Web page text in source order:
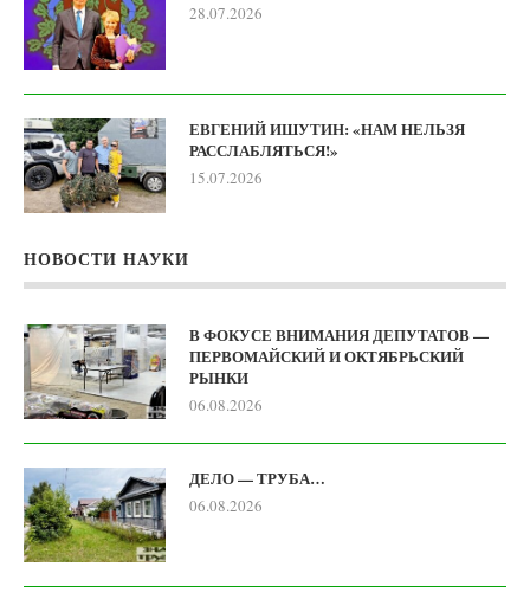
28.07.2026
ЕВГЕНИЙ ИШУТИН: «НАМ НЕЛЬЗЯ
РАССЛАБЛЯТЬСЯ!»
15.07.2026
НОВОСТИ НАУКИ
В ФОКУСЕ ВНИМАНИЯ ДЕПУТАТОВ —
ПЕРВОМАЙСКИЙ И ОКТЯБРЬСКИЙ
РЫНКИ
06.08.2026
ДЕЛО — ТРУБА…
06.08.2026